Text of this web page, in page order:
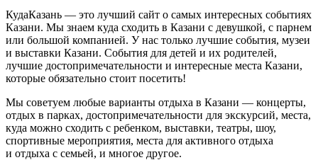
КудаКазань — это лучший сайт о самых интересных событиях
Казани. Мы знаем куда сходить в Казани с девушкой, с парнем
или большой компанией. У нас только лучшие события, музеи
и выставки Казани. События для детей и их родителей,
лучшие достопримечательности и интересные места Казани,
которые обязательно стоит посетить!
Мы советуем любые варианты отдыха в Казани — концерты,
отдых в парках, достопримечательности для экскурсий, места,
куда можно сходить с ребенком, выставки, театры, шоу,
спортивные мероприятия, места для активного отдыха
и отдыха с семьей, и многое другое.